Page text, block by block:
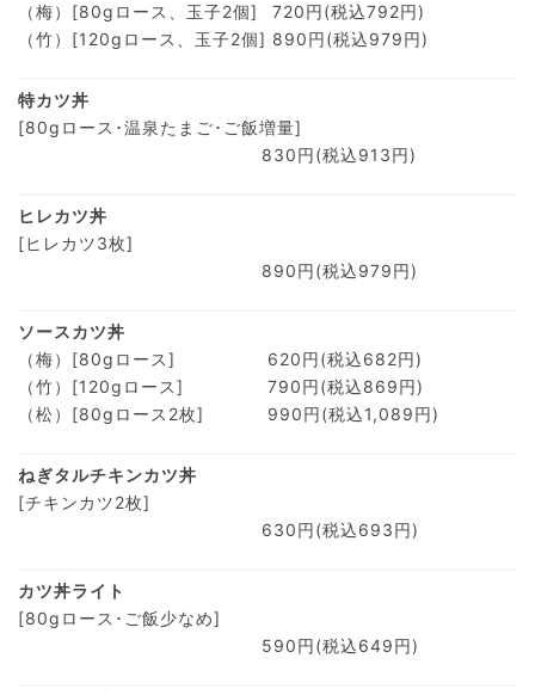
（梅）[80gロース、玉子2個]
720円(税込792円)
（竹）[120gロース、玉子2個] 890円(税込979円)
特カツ丼
[80gロース･温泉たまご･ご飯増量]
830円(税込913円)
ヒレカツ丼
[ヒレカツ3枚]
890円(税込979円)
ソースカツ丼
（梅）[80gロース]
620円(税込682円)
（竹）[120gロース]
790円(税込869円)
（松）[80gロース2枚]
990円(税込1,089円)
ねぎタルチキンカツ丼
[チキンカツ2枚]
630円(税込693円)
カツ丼ライト
[80gロース･ご飯少なめ]
590円(税込649円)